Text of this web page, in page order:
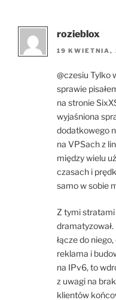
rozieblox
19 KWIETNIA,
@czesiu Tylko
sprawie
na stronie
wyjaśniona
dodatkowego
na VPSach z
między wielu
czasach i
samo w sobie
Z tymi
łącze do
reklama i
na IPv6, to
z uwagi na
klientów